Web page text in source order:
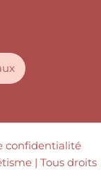
confidentialité
| Tous droits